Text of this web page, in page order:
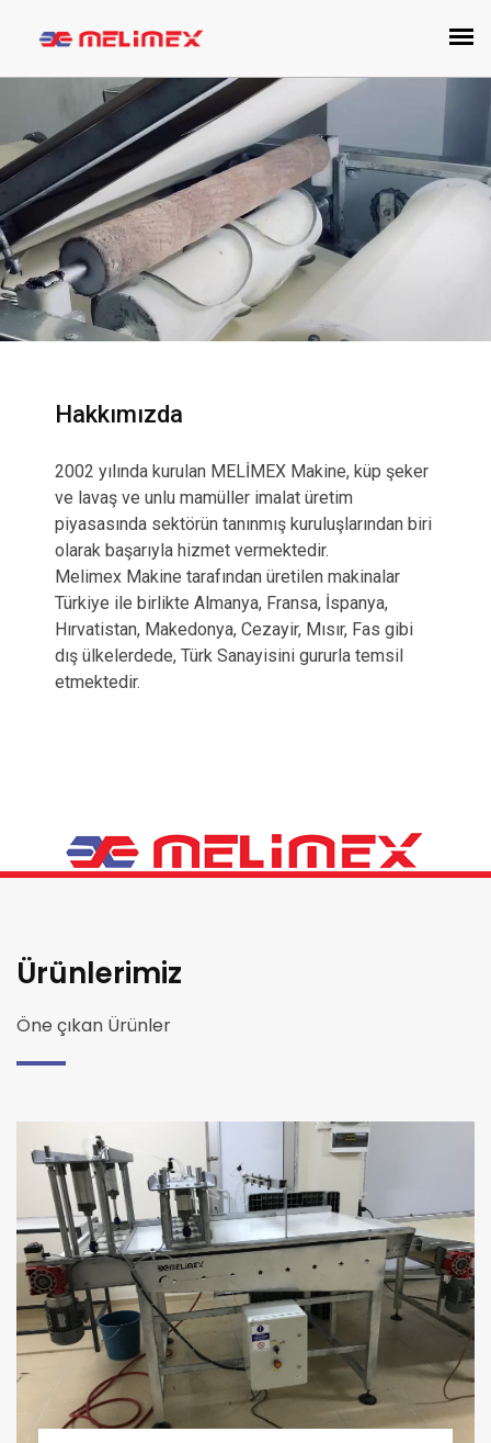
Hakkımızda
2002 yılında kurulan MELİMEX Makine, küp şeker
ve lavaş ve unlu mamüller imalat üretim
piyasasında sektörün tanınmış kuruluşlarından biri
olarak başarıyla hizmet vermektedir.
Melimex Makine tarafından üretilen makinalar
Türkiye ile birlikte Almanya, Fransa, İspanya,
Hırvatistan, Makedonya, Cezayir, Mısır, Fas gibi
dış ülkelerdede, Türk Sanayisini gururla temsil
etmektedir.
Ürünlerimiz
Öne çıkan Ürünler